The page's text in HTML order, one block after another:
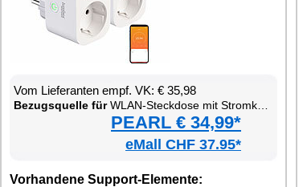
Vom Lie­fe­ran­ten empf. VK: € 35,98
Be­zugs­quel­le fürWLAN-Steck­do­se mit Strom­kos­ten-Mess­funk­ti­on und USB
PEARL € 34,99*
eMall CHF 37.95*
Vor­han­de­ne Sup­port-Ele­men­te: